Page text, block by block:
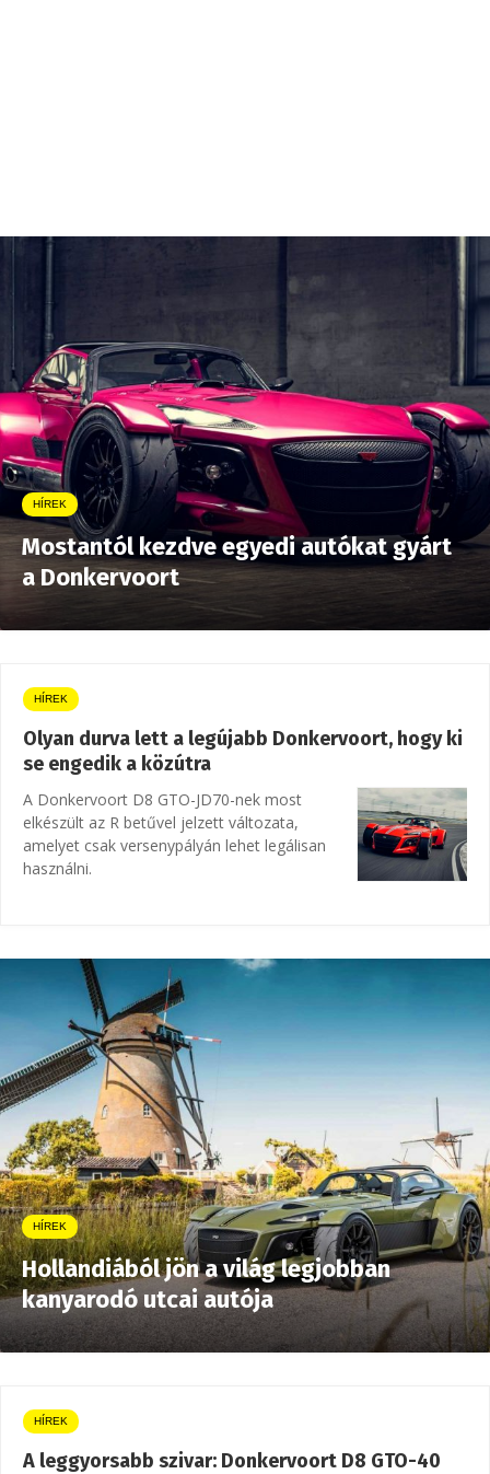
HÍREK
Mostantól kezdve egyedi autókat gyárt
a Donkervoort
HÍREK
Olyan durva lett a legújabb Donkervoort, hogy ki
se engedik a közútra
A Donkervoort D8 GTO-JD70-nek most
elkészült az R betűvel jelzett változata,
amelyet csak versenypályán lehet legálisan
használni.
HÍREK
Hollandiából jön a világ legjobban
kanyarodó utcai autója
HÍREK
A leggyorsabb szivar: Donkervoort D8 GTO-40